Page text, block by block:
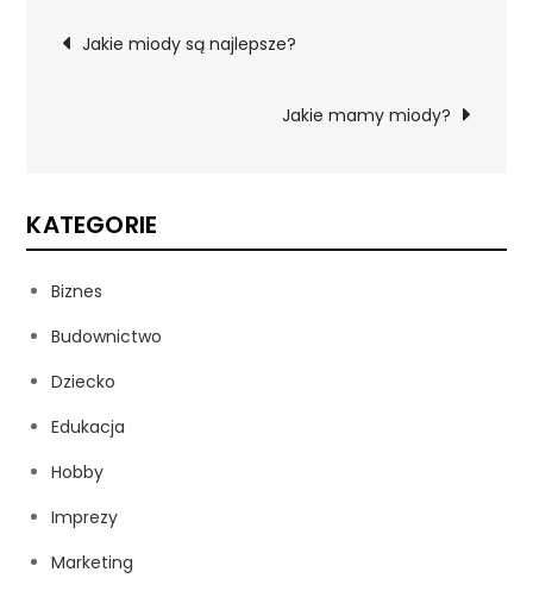
Nawigacja
Jakie miody są najlepsze?
Jakie mamy miody?
KATEGORIE
Biznes
Budownictwo
Dziecko
Edukacja
Hobby
Imprezy
Marketing